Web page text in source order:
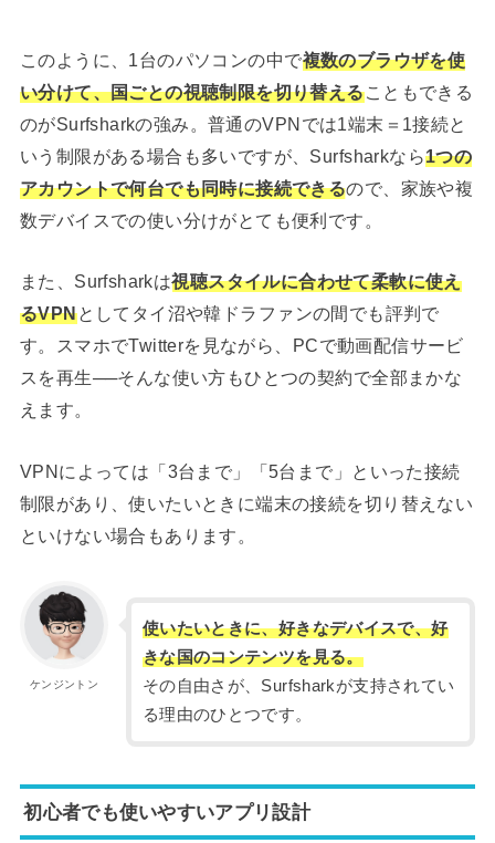
このように、1台のパソコンの中で複数のブラウザを使
い分けて、国ごとの視聴制限を切り替えることもできる
のがSurfsharkの強み。普通のVPNでは1端末＝1接続と
いう制限がある場合も多いですが、Surfsharkなら1つの
アカウントで何台でも同時に接続できるので、家族や複
数デバイスでの使い分けがとても便利です。
また、Surfsharkは視聴スタイルに合わせて柔軟に使え
るVPNとしてタイ沼や韓ドラファンの間でも評判で
す。スマホでTwitterを見ながら、PCで動画配信サービ
スを再生──そんな使い方もひとつの契約で全部まかな
えます。
VPNによっては「3台まで」「5台まで」といった接続
制限があり、使いたいときに端末の接続を切り替えない
といけない場合もあります。
ケンジントン
使いたいときに、好きなデバイスで、好
きな国のコンテンツを見る。
その自由さが、Surfsharkが支持されてい
る理由のひとつです。
初心者でも使いやすいアプリ設計